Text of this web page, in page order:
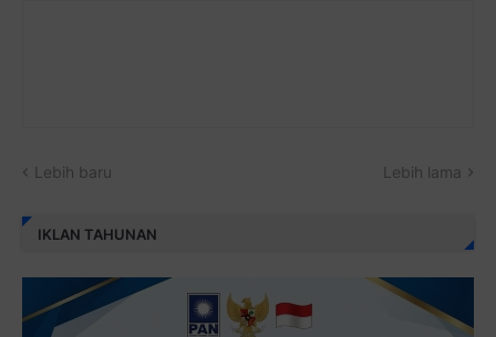
Lebih baru Lebih lama
IKLAN TAHUNAN